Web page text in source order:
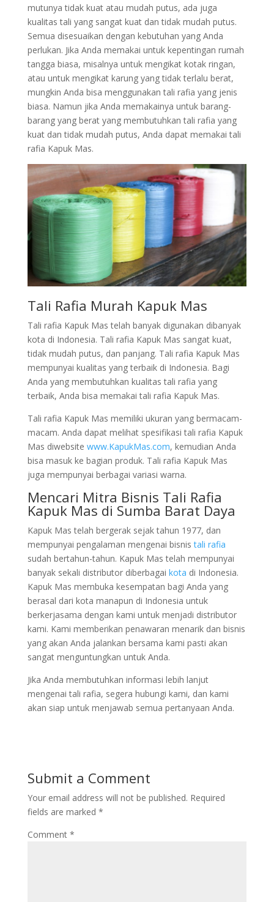
mutunya tidak kuat atau mudah putus, ada juga
kualitas tali yang sangat kuat dan tidak mudah putus.
Semua disesuaikan dengan kebutuhan yang Anda
perlukan. Jika Anda memakai untuk kepentingan rumah
tangga biasa, misalnya untuk mengikat kotak ringan,
atau untuk mengikat karung yang tidak terlalu berat,
mungkin Anda bisa menggunakan tali rafia yang jenis
biasa. Namun jika Anda memakainya untuk barang-
barang yang berat yang membutuhkan tali rafia yang
kuat dan tidak mudah putus, Anda dapat memakai tali
rafia Kapuk Mas.
Tali Rafia Murah Kapuk Mas
Tali rafia Kapuk Mas telah banyak digunakan dibanyak
kota di Indonesia. Tali rafia Kapuk Mas sangat kuat,
tidak mudah putus, dan panjang. Tali rafia Kapuk Mas
mempunyai kualitas yang terbaik di Indonesia. Bagi
Anda yang membutuhkan kualitas tali rafia yang
terbaik, Anda bisa memakai tali rafia Kapuk Mas.
Tali rafia Kapuk Mas memiliki ukuran yang bermacam-
macam. Anda dapat melihat spesifikasi tali rafia Kapuk
Mas diwebsite www.KapukMas.com, kemudian Anda
bisa masuk ke bagian produk. Tali rafia Kapuk Mas
juga mempunyai berbagai variasi warna.
Mencari Mitra Bisnis Tali Rafia
Kapuk Mas di Sumba Barat Daya
Kapuk Mas telah bergerak sejak tahun 1977, dan
mempunyai pengalaman mengenai bisnistali rafia
sudah bertahun-tahun. Kapuk Mas telah mempunyai
banyak sekali distributor diberbagai kota di Indonesia.
Kapuk Mas membuka kesempatan bagi Anda yang
berasal dari kota manapun di Indonesia untuk
berkerjasama dengan kami untuk menjadi distributor
kami. Kami memberikan penawaran menarik dan bisnis
yang akan Anda jalankan bersama kami pasti akan
sangat menguntungkan untuk Anda.
Jika Anda membutuhkan informasi lebih lanjut
mengenai tali rafia, segera hubungi kami, dan kami
akan siap untuk menjawab semua pertanyaan Anda.
Submit a Comment
Your email address will not be published. Required
fields are marked *
Comment *